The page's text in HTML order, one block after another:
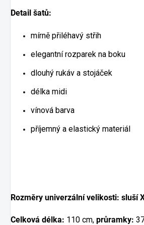
Detail šatů:
mírně přiléhavý střih
elegantní rozparek na boku
dlouhý rukáv a stojáček
délka midi
vínová barva
příjemný a elastický materiál
Rozměry univerzální velikosti: sluší
Celková délka: 110 cm, průramky: